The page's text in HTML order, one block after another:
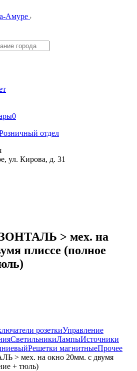
Амуре
0
отдел
ул. Кирова, д. 31
> мех. на
плиссе (полное
розеткиУправление
СветильникиЛампыИсточники
Решетки магнитныеПрочее
> мех. на окно 20мм. с двумя
+ тюль)